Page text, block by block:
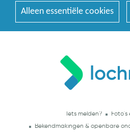
Alleen essentiële cookies
Iets melden?
Foto's
Bekendmakingen & openbare